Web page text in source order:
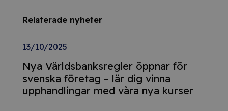
Relaterade nyheter
13/10/2025
Nya Världsbanksregler öppnar för
svenska företag – lär dig vinna
upphandlingar med våra nya kurser